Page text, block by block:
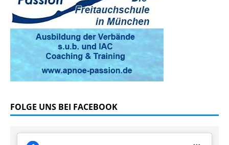
FOLGE UNS BEI FACEBOOK